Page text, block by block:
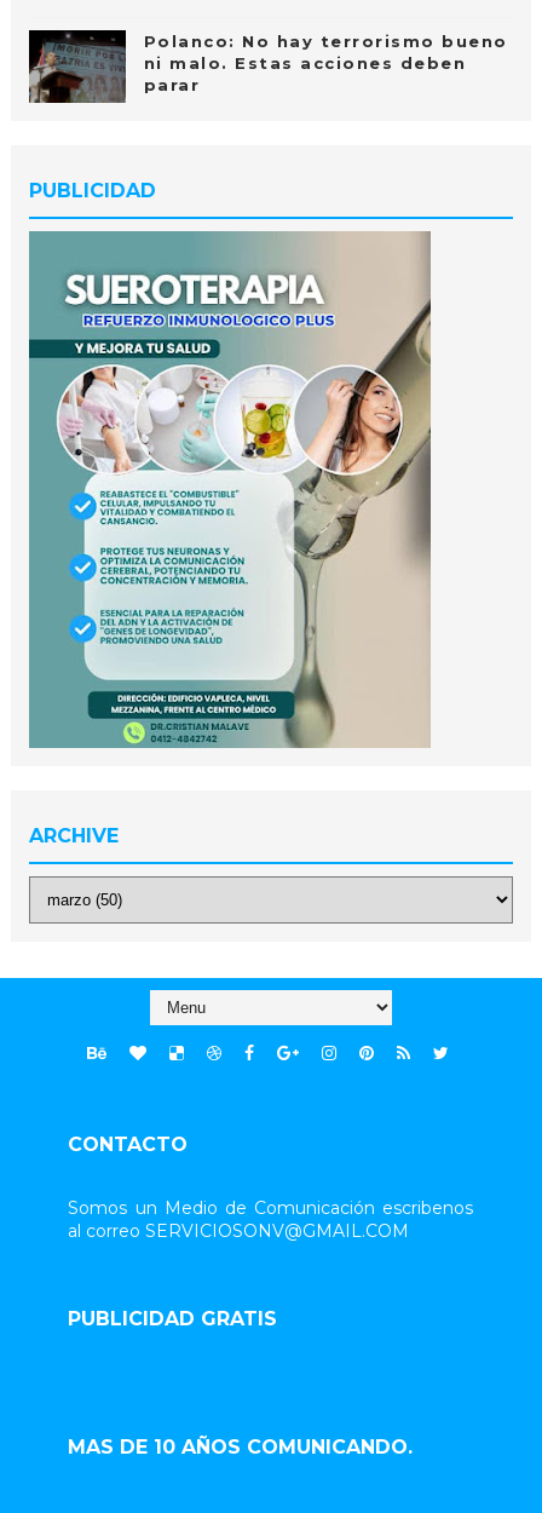
Polanco: No hay terrorismo bueno
ni malo. Estas acciones deben
parar
PUBLICIDAD
ARCHIVE
CONTACTO
Somos un Medio de Comunicación escribenos
al correo SERVICIOSONV@GMAIL.COM
PUBLICIDAD GRATIS
MAS DE 10 AÑOS COMUNICANDO.